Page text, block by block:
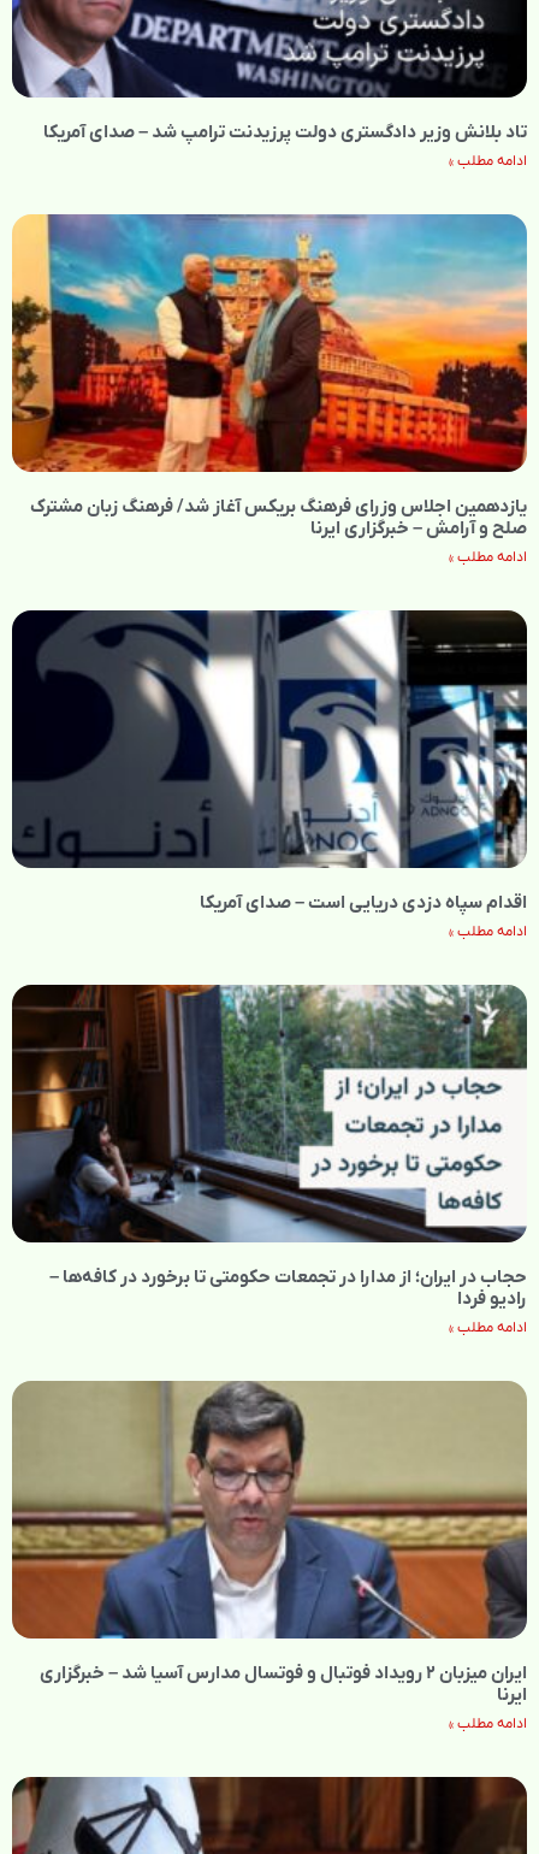
تاد بلانش وزیر دادگستری دولت پرزیدنت ترامپ شد – صدای آمریکا
ادامه مطلب »
یازدهمین اجلاس وزرای فرهنگ بریکس آغاز شد/ فرهنگ زبان مشترک
صلح و آرامش – خبرگزاری ایرنا
ادامه مطلب »
اقدام سپاه دزدی دریایی است – صدای آمریکا
ادامه مطلب »
حجاب در ایران؛ از مدارا در تجمعات حکومتی تا برخورد در کافه‌ها –
رادیو فردا
ادامه مطلب »
ایران میزبان ۲ رویداد فوتبال و فوتسال مدارس آسیا شد – خبرگزاری
ایرنا
ادامه مطلب »